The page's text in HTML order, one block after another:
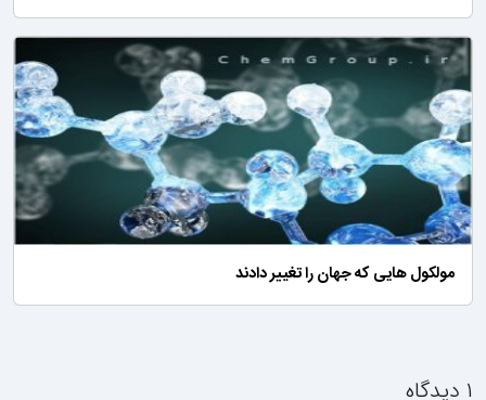
مولکول هایی که جهان را تغییر دادند
۱ دیدگاه